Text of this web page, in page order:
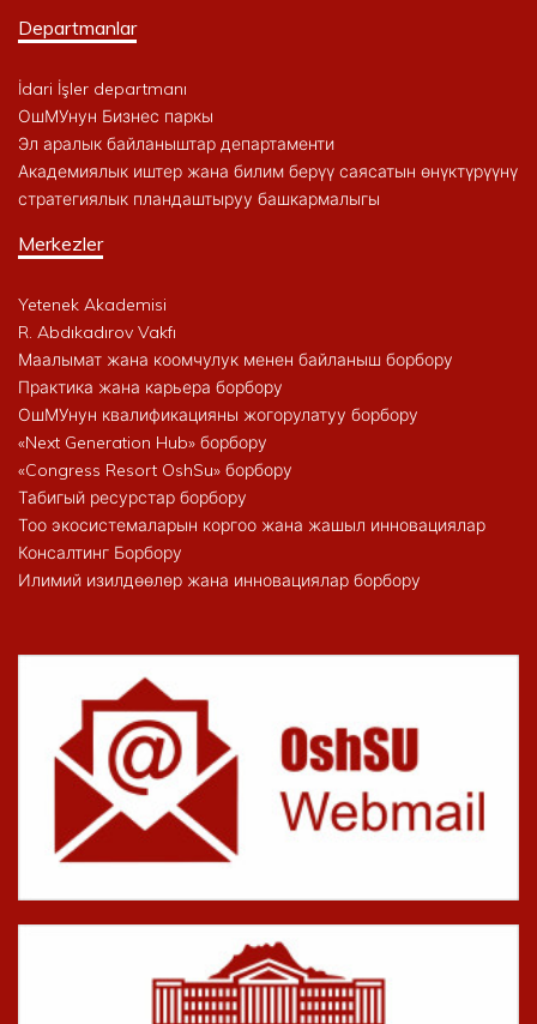
Departmanlar
İdari İşler departmanı
ОшМУнун Бизнес паркы
Эл аралык байланыштар департаменти
Академиялык иштер жана билим берүү саясатын өнүктүрүүнү
стратегиялык пландаштыруу башкармалыгы
Merkezler
Yetenek Akademisi
R. Abdıkadırov Vakfı
Маалымат жана коомчулук менен байланыш борбору
Практика жана карьера борбору
ОшМУнун квалификацияны жогорулатуу борбору
«Next Generation Hub» борбору
«Congress Resort OshSu» борбору
Табигый ресурстар борбору
Тоо экосистемаларын коргоо жана жашыл инновациялар
Консалтинг Борбору
Илимий изилдөөлөр жана инновациялар борбору